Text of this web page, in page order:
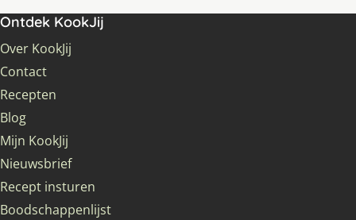
Ontdek KookJij
Over KookJij
Contact
Recepten
Blog
Mijn KookJij
Nieuwsbrief
Recept insturen
Boodschappenlijst